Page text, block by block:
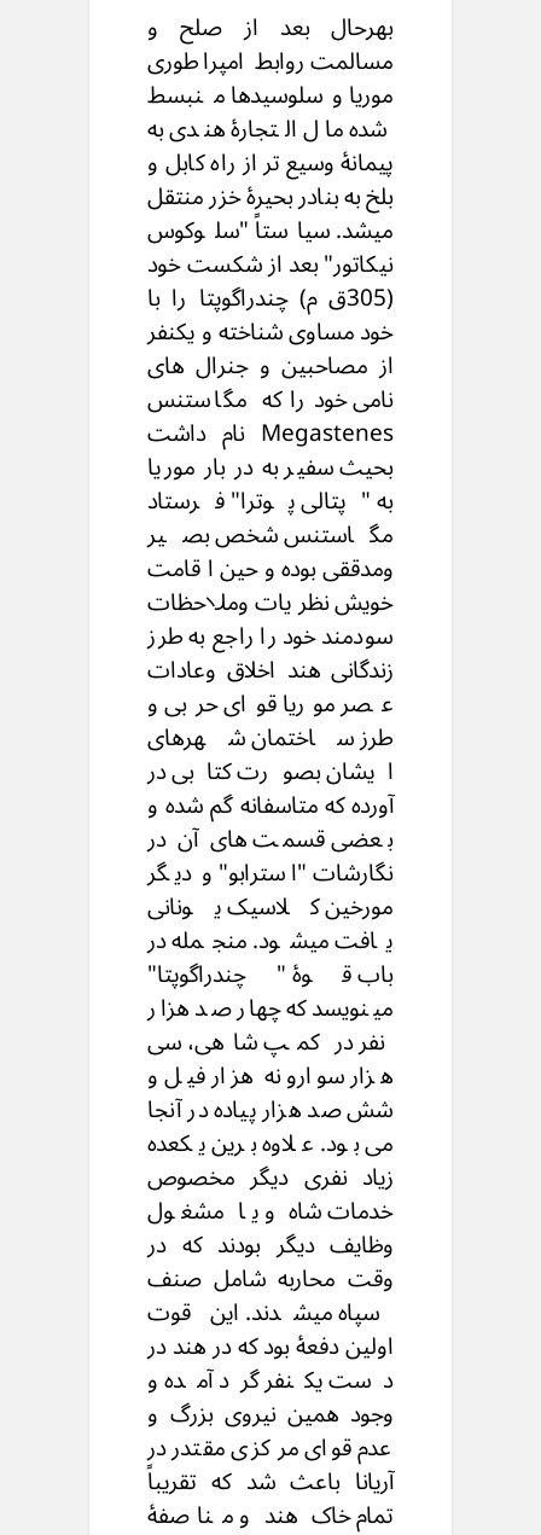
بهرحال بعد از صلح و
مسالمت روابط امپراطوری
موریا وسلوسیدها منبسط
شده مال التجارۀ هندی به
پیمانۀ وسیع تر از راه کابل و
بلخ به بنادر بحیرۀ خزر منتقل
میشد. سیاستاً "سلوکوس
نیکاتور" بعد از شکست خود
(305ق م) چندراگوپتا را با
خود مساوی شناخته و یکنفر
از مصاحبین و جنرال های
نامی خود را که مگاستنس
Megastenes نام داشت
بحیث سفیر به در بار موریا
به "پتالی پوترا" فرستاد
مگاستنس شخص بصیر
ومدققى بوده و حین ا قامت
خویش نظریات وملاحظات
سودمند خود را راجع به طرز
زندگانی هند اخلاق وعادات
عصر موریا قوای حربی و
طرز ساختمان شهرهای
ایشان بصورت کتابی در
آورده که متاسفانه گم شده و
بعضی قسمت های آن در
نگارشات "استرابو" و دیگر
مورخین کلاسیک یونانی
یافت میشود. منجمله در
باب قوۀ "چندراگوپتا"
مینویسد که چهار صد هزار
نفر در کمپ شاهی، سی
هزار سوارو نه هزار فیل و
شش صد هزار پیاده در آنجا
می بود. علاوه برین یکعده
زیاد نفری دیگر مخصوص
خدمات شاه و یا مشغول
وظایف دیگر بودند که در
وقت محاربه شامل صنف
سپاه میشدند. این قوت
اولین دفعۀ بود که در هند در
دست یکنفر گرد آمده و
وجود همین نیروی بزرگ و
عدم قوای مر کزی مقتدر در
آریانا باعث شد که تقریباً
تمام خاک هند و مناصفۀ